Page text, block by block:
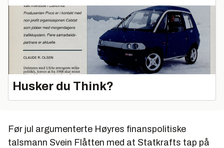
Husker du Think?
Før jul argumenterte Høyres finanspolitiske
talsmann Svein Flåtten med at Statkrafts tap på